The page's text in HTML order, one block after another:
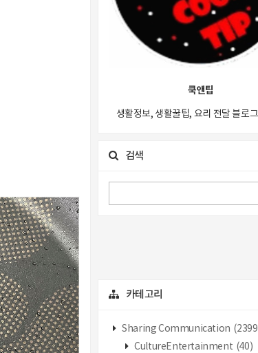
쿡앤팁
생활정보, 생활꿀팁, 요리 전달 블로
검색
카테고리
Sharing Communication
CultureEntertainment (40)